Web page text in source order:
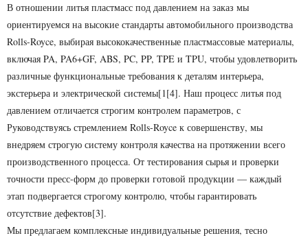
В отношении литья пластмасс под давлением на заказ мы
ориентируемся на высокие стандарты автомобильного производства
Rolls-Royce, выбирая высококачественные пластмассовые материалы,
включая PA, PA6+GF, ABS, PC, PP, TPE и TPU, чтобы удовлетворить
различные функциональные требования к деталям интерьера,
экстерьера и электрической системы[1[4]. Наш процесс литья под
давлением отличается строгим контролем параметров, с
Руководствуясь стремлением Rolls-Royce к совершенству, мы
внедряем строгую систему контроля качества на протяжении всего
производственного процесса. От тестирования сырья и проверки
точности пресс-форм до проверки готовой продукции — каждый
этап подвергается строгому контролю, чтобы гарантировать
отсутствие дефектов[3].
Мы предлагаем комплексные индивидуальные решения, тесно